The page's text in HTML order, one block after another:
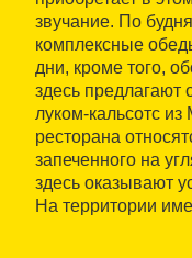
звучание. По
комплексные
дни, кроме того,
здесь предлагают
луком-кальсотс
ресторана
запеченного на
здесь оказывают
На территории